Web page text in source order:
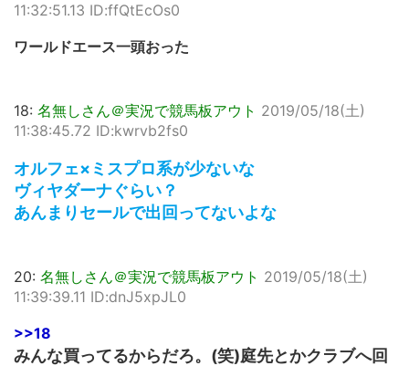
11:32:51.13 ID:ffQtEcOs0
ワールドエース一頭おった
18: 名無しさん＠実況で競馬板アウト 2019/05/18(土)
11:38:45.72 ID:kwrvb2fs0
オルフェ×ミスプロ系が少ないな
ヴィヤダーナぐらい？
あんまりセールで出回ってないよな
20: 名無しさん＠実況で競馬板アウト 2019/05/18(土)
11:39:39.11 ID:dnJ5xpJL0
>>18
みんな買ってるからだろ。(笑)庭先とかクラブへ回